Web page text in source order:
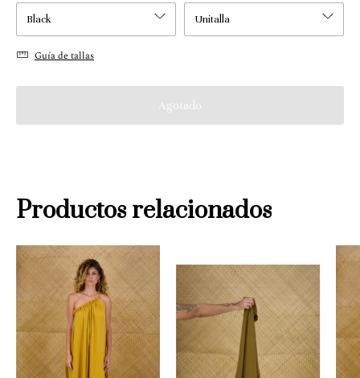
Guía de tallas
Productos relacionados